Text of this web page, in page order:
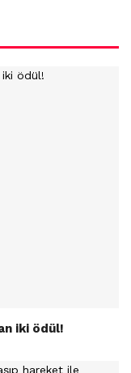
iki ödül!